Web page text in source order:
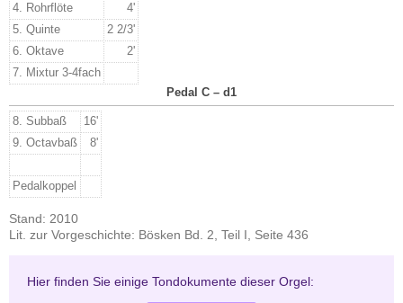
4. Rohrflöte
4'
5. Quinte
2 2/3'
6. Oktave
2'
7. Mixtur 3-4fach
Pedal C – d1
8. Subbaß
16'
9. Octavbaß
8'
Pedalkoppel
Stand: 2010
Lit. zur Vorgeschichte: Bösken Bd. 2, Teil I, Seite 436
Hier finden Sie einige Tondokumente dieser Orgel: